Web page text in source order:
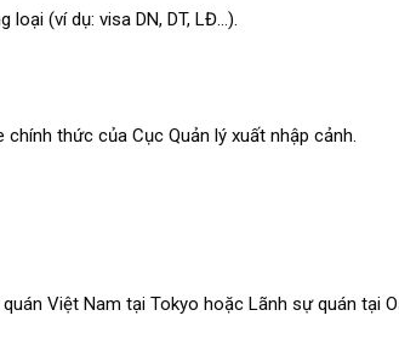
(ví dụ: visa DN, DT, LĐ…).
thức của Cục Quản lý xuất nhập cảnh.
Việt Nam tại Tokyo hoặc Lãnh sự quán tại